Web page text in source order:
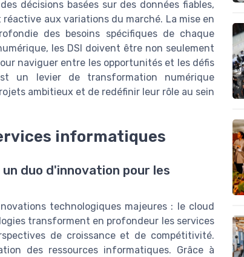
décisions basées sur des données fiables,
aux variations du marché. La mise en
des besoins spécifiques de chaque
les DSI doivent être non seulement
naviguer entre les opportunités et les défis
un levier de transformation numérique
ambitieux et de redéfinir leur rôle au sein
informatiques
duo d'innovation pour les
technologiques majeures : le cloud
transforment en profondeur les services
de croissance et de compétitivité.
des ressources informatiques. Grâce à